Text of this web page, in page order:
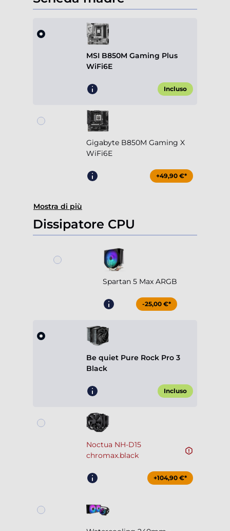
MSI B850M Gaming Plus
WiFi6E
Incluso
Gigabyte B850M Gaming X
WiFi6E
+49,90 €*
Mostra di più
Dissipatore CPU
Spartan 5 Max ARGB
-25,00 €*
Be quiet Pure Rock Pro 3
Black
Incluso
Noctua NH-D15
chromax.black
+104,90 €*